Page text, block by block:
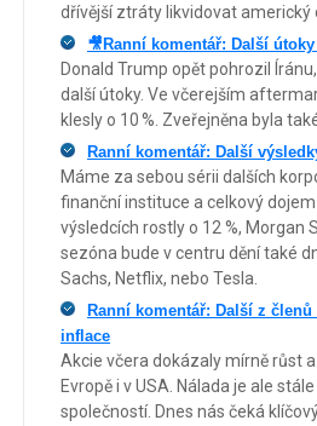
dřívější ztráty likvidovat americký
🎥Ranní komentář: Další
Donald Trump opět pohrozil
další útoky. Ve včerejším
klesly o 10 %. Zveřejněna byla
Ranní komentář: Další
Máme za sebou sérii dalších
finanční instituce a celkový
výsledcích rostly o 12 %, Morgan
sezóna bude v centru dění také
Sachs, Netflix, nebo Tesla.
Ranní komentář: Další z
inflace
Akcie včera dokázaly mírně růst
Evropě i v USA. Nálada je ale
společností. Dnes nás čeká